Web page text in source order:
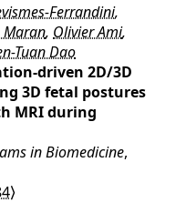
Ferrandini,
Maran, Olivier Ami,
Tuan Dao
driven 2D/3D
3D fetal postures
MRI during
in Biomedicine,